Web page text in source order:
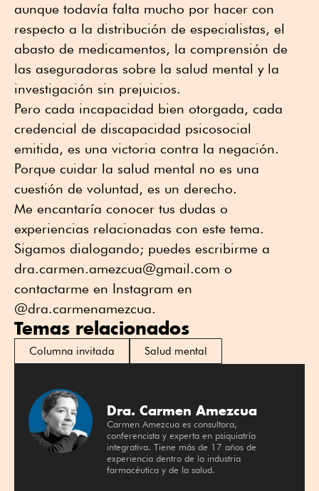
aunque todavía falta mucho por hacer con
respecto a la distribución de especialistas, el
abasto de medicamentos, la comprensión de
las aseguradoras sobre la salud mental y la
investigación sin prejuicios.
Pero cada incapacidad bien otorgada, cada
credencial de discapacidad psicosocial
emitida, es una victoria contra la negación.
Porque cuidar la salud mental no es una
cuestión de voluntad, es un derecho.
Me encantaría conocer tus dudas o
experiencias relacionadas con este tema.
Sigamos dialogando; puedes escribirme a
dra.carmen.amezcua@gmail.com o
contactarme en Instagram en
@dra.carmenamezcua.
Temas relacionados
Columna invitada Salud mental
Dra. Carmen Amezcua
Carmen Amezcua es consultora,
conferencista y experta en psiquiatría
integrativa. Tiene más de 17 años de
experiencia dentro de la industria
farmacéutica y de la salud.